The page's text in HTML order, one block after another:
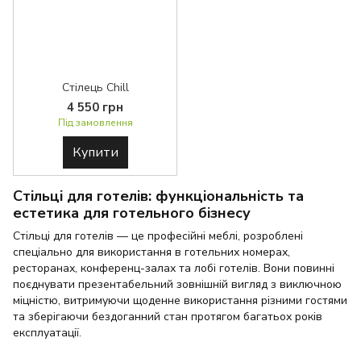
Стілець Chill
4 550 грн
Під замовлення
Купити
Стільці для готелів: функціональність та
естетика для готельного бізнесу
Стільці для готелів — це професійні меблі, розроблені
спеціально для використання в готельних номерах,
ресторанах, конференц-залах та лобі готелів. Вони повинні
поєднувати презентабельний зовнішній вигляд з виключною
міцністю, витримуючи щоденне використання різними гостями
та зберігаючи бездоганний стан протягом багатьох років
експлуатації.